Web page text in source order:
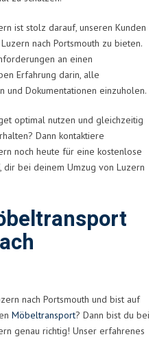
ist stolz darauf, unseren Kunden
nach Portsmouth zu bieten.
an einen
Erfahrung darin, alle
und Dokumentationen einzuholen.
optimal nutzen und gleichzeitig
Dann kontaktiere
noch heute für eine kostenlose
bei deinem Umzug von Luzern
nach Portsmouth und bist auf
Möbeltransport? Dann bist du bei
genau richtig! Unser erfahrenes